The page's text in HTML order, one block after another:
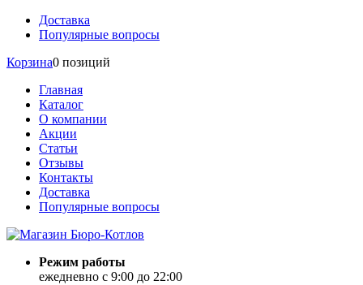
Доставка
Популярные вопросы
Корзина0 позиций
Главная
Каталог
О компании
Акции
Статьи
Отзывы
Контакты
Доставка
Популярные вопросы
Режим работы
ежедневно с 9:00 до 22:00